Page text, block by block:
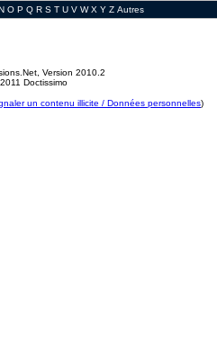
O P Q R S T U V W X Y Z Autres
, Version 2010.2
Doctissimo
un contenu illicite / Données personnelles)